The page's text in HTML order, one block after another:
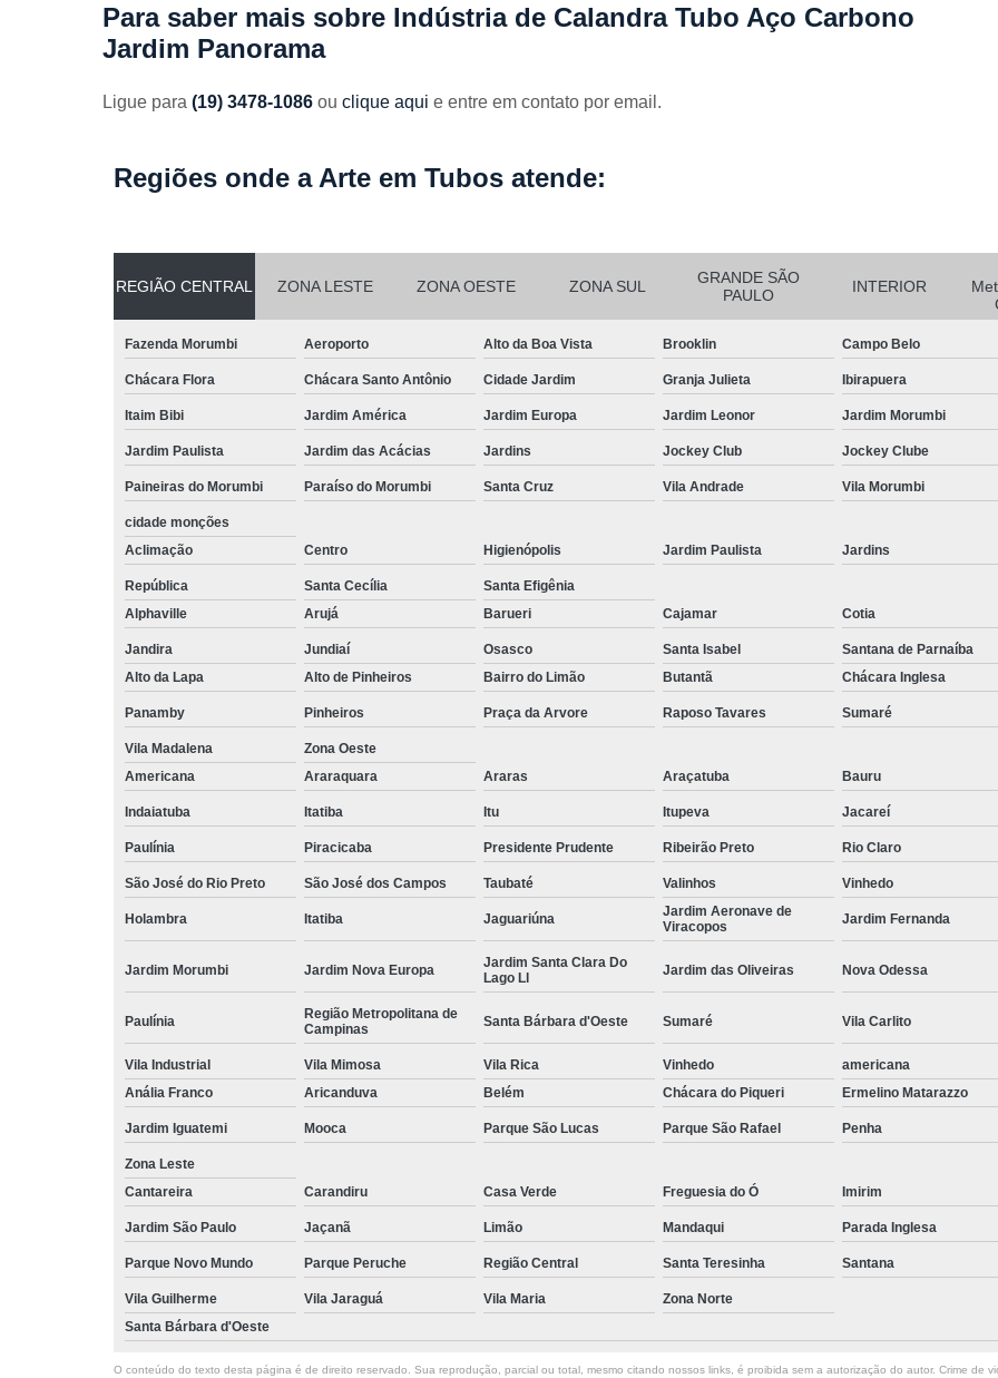
Serviços de
aço
Corrimão de Inox
Corrimão Escada
Corrimão Inox de Escada
Corrimão Inox para Escada
Corrimão Inox Quadrado
Corte a Laser Chapa Aço Inox
Corte a Laser em Chapa
Corte e Dobra de Chapa a Laser
Solda a Laser
Corte a Laser em Chapa de
Corte Chapa a Laser
Corte de Chapa a Laser
Corte
Curvamento de Tubos de Aço
Curvamento de Tubos
Corte e Dobra Chapa
Corte e
Dobra Chapa de Alumínio
Dobra de Chapa de
Dobra de Chapa de Ferro
Dobradeira de Chapa
Dobra de
Empresa de Corte a Laser Chapa
Para saber mais sobre Indústria de Calandra Tubo Aço Carbono
Jardim Panorama
Ligue para (19) 3478-1086 ou clique aqui e entre em contato por email.
Regiões onde a Arte em Tubos atende:
REGIÃO CENTRAL ZONA LESTE ZONA OESTE ZONA SUL
GRANDE SÃO
PAULO
INTERIOR
Fazenda Morumbi Aeroporto Alto da Boa Vista Brooklin Campo Belo
Chácara Flora Chácara Santo Antônio Cidade Jardim Granja Julieta Ibirapuera
Itaim Bibi Jardim América Jardim Europa Jardim Leonor Jardim Morumbi
Jardim Paulista Jardim das Acácias Jardins Jockey Club Jockey Clube
Paineiras do Morumbi Paraíso do Morumbi Santa Cruz Vila Andrade Vila Morumbi
cidade monções
Aclimação
Centro Higienópolis Jardim Paulista Jardins
República Santa Cecília
Santa Efigênia
Alphaville
Arujá Barueri Cajamar Cotia
Jandira Jundiaí Osasco Santa Isabel Santana de Parnaíba
Alto da Lapa
Alto de Pinheiros Bairro do Limão Butantã Chácara Inglesa
Panamby Pinheiros Praça da Arvore Raposo Tavares Sumaré
Vila Madalena
Zona Oeste
Americana
Araraquara Araras Araçatuba Bauru
Indaiatuba Itatiba Itu Itupeva Jacareí
Paulínia Piracicaba Presidente Prudente Ribeirão Preto Rio Claro
São José do Rio Preto São José dos Campos Taubaté Valinhos Vinhedo
Holambra Itatiba Jaguariúna
Jardim Aeronave de
Viracopos
Jardim Fernanda
Jardim Morumbi Jardim Nova Europa
Jardim Santa Clara Do
Lago Ll
Jardim das Oliveiras Nova Odessa
Paulínia
Região Metropolitana de
Campinas
Santa Bárbara d'Oeste Sumaré Vila Carlito
Vila Industrial Vila Mimosa Vila Rica Vinhedo
americana
Anália Franco
Aricanduva Belém Chácara do Piqueri Ermelino Matarazzo
Jardim Iguatemi Mooca Parque São Lucas Parque São Rafael Penha
Zona Leste
Cantareira
Carandiru Casa Verde Freguesia do Ó Imirim
Jardim São Paulo Jaçanã Limão Mandaqui Parada Inglesa
Parque Novo Mundo Parque Peruche Região Central Santa Teresinha Santana
Vila Guilherme Vila Jaraguá Vila Maria
Zona Norte
Santa Bárbara d'Oeste
O conteúdo do texto desta página é de direito reservado. Sua reprodução, parcial ou total, mesmo citando nossos links, é proibida sem a autorização do autor. Crime de